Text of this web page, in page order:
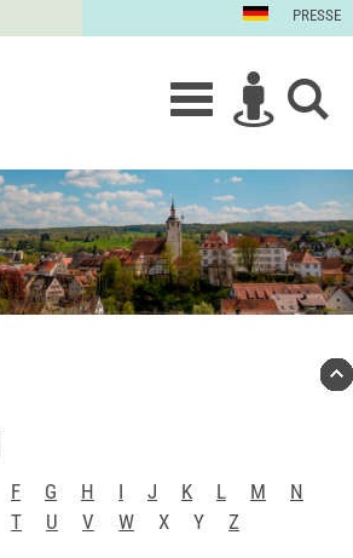
PRESSE
F G H I J K L M
N
T U V W X Y Z